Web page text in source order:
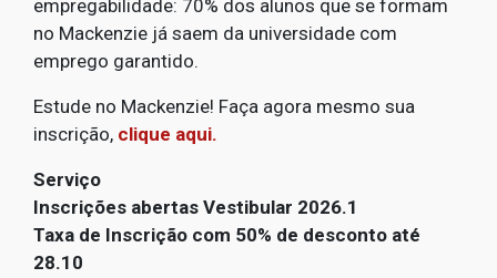
empregabilidade: 70% dos alunos que se formam
no Mackenzie já saem da universidade com
emprego garantido.
Estude no Mackenzie! Faça agora mesmo sua
inscrição, clique aqui.
Serviço
Inscrições abertas Vestibular 2026.1
Taxa de Inscrição com 50% de desconto até
28.10